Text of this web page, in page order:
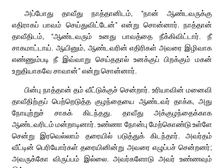
அப்போது தாவீது நாத்தானிடம், “நான் ஆண்டவருக்கு
எதிராகப் பாவம் செய்துவிட்டேன்” என்று சொன்னார். நாத்தான்
தாவீதிடம், “ஆண்டவரும் உனது பாவத்தை நீக்கிவிட்டார். நீ
சாகமாட்டாய். ஆயினும், ஆண்டவரின் எதிரிகள் அவரை இழிவாக
எண்ணும்படி நீ இவ்வாறு செய்ததால் உனக்குப் பிறக்கும் மகன்
உறுதியாகவே சாவான்” என்று சொன்னார்.
பின்பு நாத்தான் தம் வீட்டுக்குச் சென்றார். உரியாவின் மனைவி
தாவீதிற்குப் பெற்றெடுத்த குழந்தையை ஆண்டவர் தாக்க, அது
நோயுற்றுச் சாகக் கிடந்தது. தாவீது அக்குழந்தைக்காக
ஆண்டவரிடம் மன்றாடினார். உண்ணா நோன்பு மேற்கொண்டு உள்ளே
சென்று இரவெல்லாம் தரையில் படுத்துக் கிடந்தார். அவர்தம்
வீட்டின் பெரியோர்கள் தரையினின்று அவரை எழுப்பச் சென்றனர்;
அவருக்கோ விருப்பம் இல்லை. அவர்களோடு அவர் உண்ணவும்